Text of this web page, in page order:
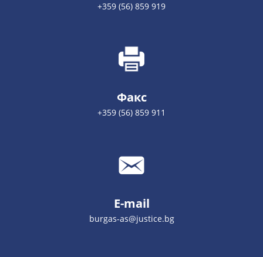
+359 (56) 859 919
Факс
+359 (56) 859 911
E-mail
burgas-as@justice.bg